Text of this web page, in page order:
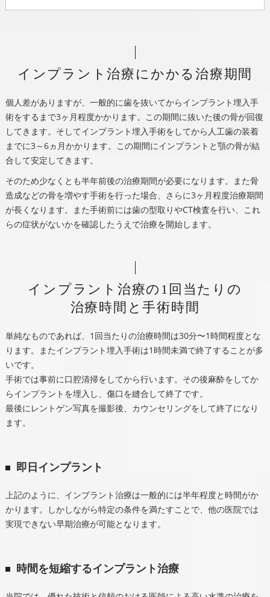
インプラント治療にかかる治療期間
個人差がありますが、一般的に歯を抜いてからインプラント埋入手
術をするまで3ヶ月程度かかります。この期間に抜いた後の骨が回復
してきます。そしてインプラント埋入手術をしてから人工歯の装着
までに3～6ヵ月かかります。この期間にインプラントと顎の骨が結
合して安定してきます。
そのため少なくとも半年前後の治療期間が必要になります。また骨
造成などの骨を増やす手術を行った場合、さらに3ヶ月程度治療期間
が長くなります。また手術前には歯の型取りやCT検査を行い、これ
らの症状がないかを確認したうえで治療を開始します。
インプラント治療の1回当たりの
治療時間と手術時間
単純なものであれば、1回当たりの治療時間は30分〜1時間程度とな
ります。またインプラント埋入手術は1時間未満で終了することが多
いです。
手術では事前に口腔清掃をしてから行います。その後麻酔をしてか
らインプラントを埋入し、傷口を縫合して終了です。
最後にレントゲン写真を撮影後、カウンセリングをして終了になり
ます。
即日インプラント
上記のように、インプラント治療は一般的には半年程度と時間がか
かります。しかしながら特定の条件を満たすことで、他の医院では
実現できない早期治療が可能となります。
時間を短縮するインプラント治療